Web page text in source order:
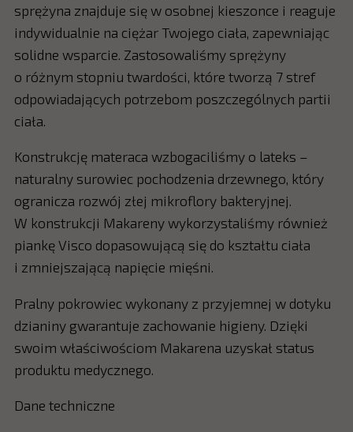
sprężyna znajduje się w osobnej kieszonce i reaguje
indywidualnie na ciężar Twojego ciała, zapewniając
solidne wsparcie. Zastosowaliśmy sprężyny
o różnym stopniu twardości, które tworzą 7 stref
odpowiadających potrzebom poszczególnych partii
ciała.
Konstrukcję materaca wzbogaciliśmy o lateks –
naturalny surowiec pochodzenia drzewnego, który
ogranicza rozwój złej mikroflory bakteryjnej.
W konstrukcji Makareny wykorzystaliśmy również
piankę Visco dopasowującą się do kształtu ciała
i zmniejszającą napięcie mięśni.
Pralny pokrowiec wykonany z przyjemnej w dotyku
dzianiny gwarantuje zachowanie higieny. Dzięki
swoim właściwościom Makarena uzyskał status
produktu medycznego.
Dane techniczne